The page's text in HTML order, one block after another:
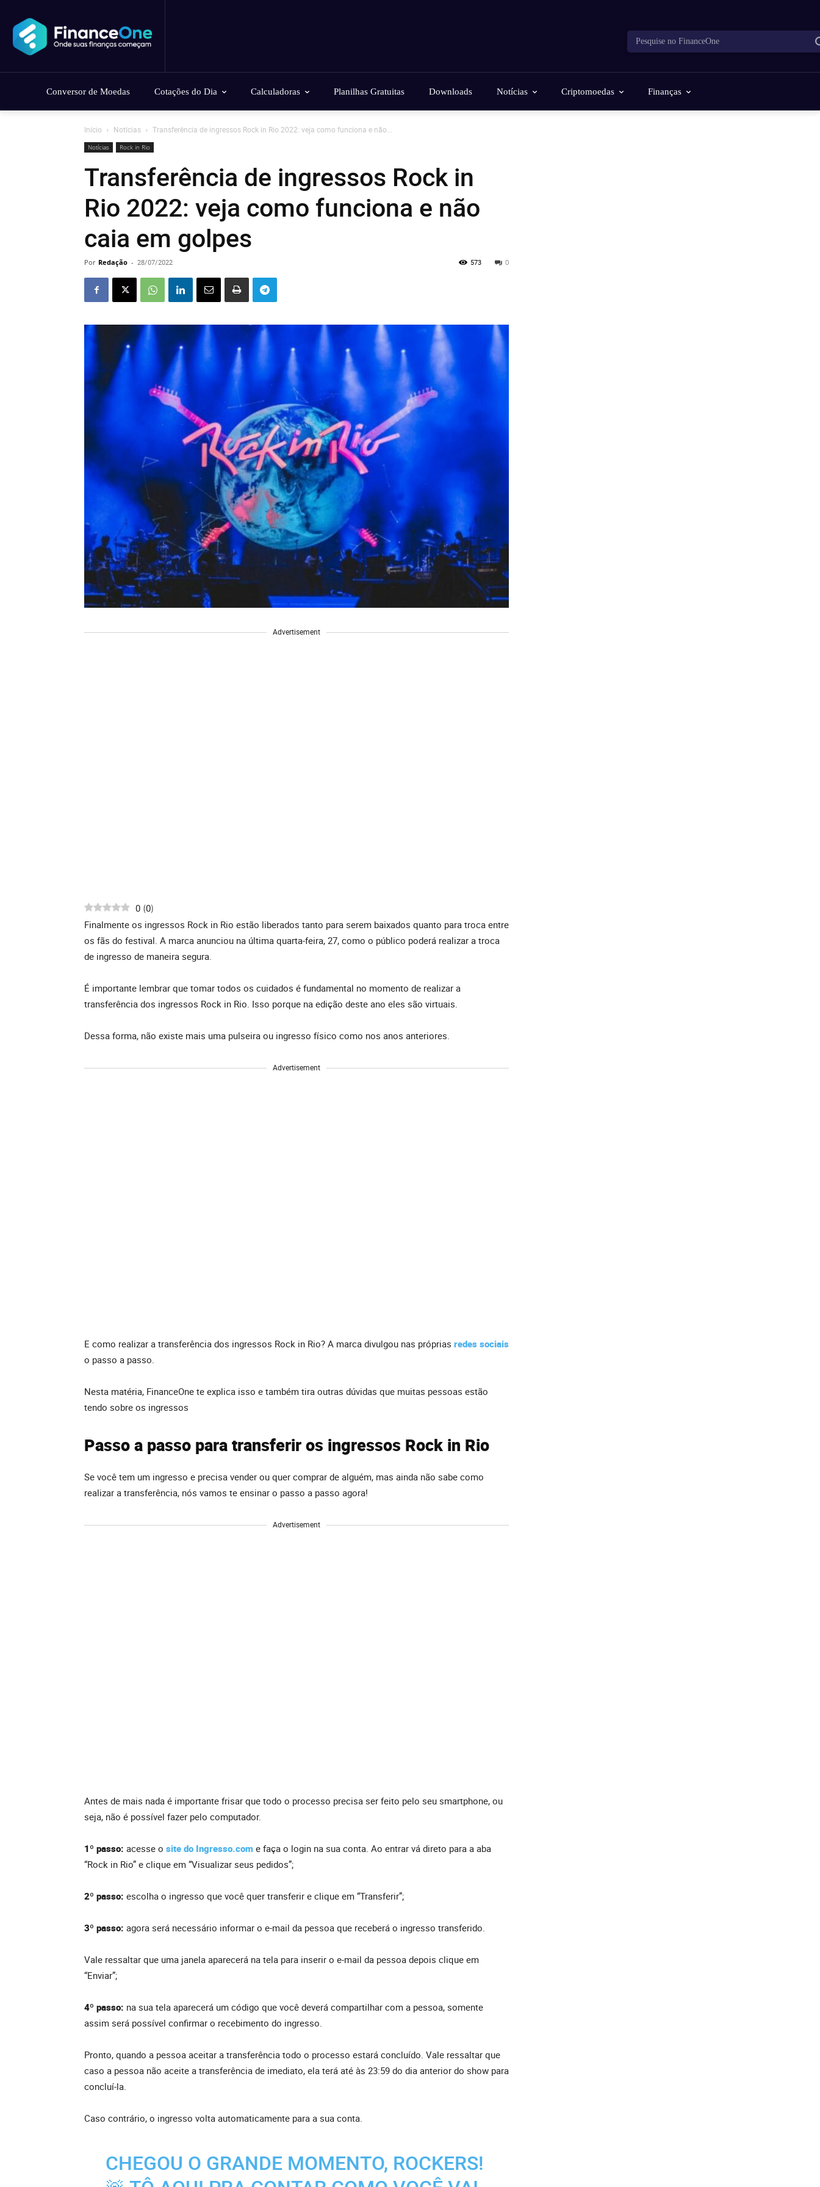
Pesquise no FinanceOne
Conversor de Moedas Cotações do Dia Calculadoras Planilhas Gratuitas Downloads Notícias Criptomoedas Finanças
Início Notícias Transferência de ingressos Rock in Rio 2022: veja como funciona e não...
Notícias Rock in Rio
Transferência de ingressos Rock in
Rio 2022: veja como funciona e não
caia em golpes
Por Redação - 28/07/2022 0
573
Advertisement
0 (0)
Finalmente os ingressos Rock in Rio estão liberados tanto para serem baixados quanto para troca entre
os fãs do festival. A marca anunciou na última quarta-feira, 27, como o público poderá realizar a troca
de ingresso de maneira segura.
É importante lembrar que tomar todos os cuidados é fundamental no momento de realizar a
transferência dos ingressos Rock in Rio. Isso porque na edição deste ano eles são virtuais.
Dessa forma, não existe mais uma pulseira ou ingresso físico como nos anos anteriores.
Advertisement
E como realizar a transferência dos ingressos Rock in Rio? A marca divulgou nas próprias redes sociais
o passo a passo.
Nesta matéria, FinanceOne te explica isso e também tira outras dúvidas que muitas pessoas estão
tendo sobre os ingressos
Passo a passo para transferir os ingressos Rock in Rio
Se você tem um ingresso e precisa vender ou quer comprar de alguém, mas ainda não sabe como
realizar a transferência, nós vamos te ensinar o passo a passo agora!
Advertisement
Antes de mais nada é importante frisar que todo o processo precisa ser feito pelo seu smartphone, ou
seja, não é possível fazer pelo computador.
1º passo: acesse o site do Ingresso.com e faça o login na sua conta. Ao entrar vá direto para a aba
“Rock in Rio” e clique em “Visualizar seus pedidos”;
2º passo: escolha o ingresso que você quer transferir e clique em “Transferir”;
3º passo: agora será necessário informar o e-mail da pessoa que receberá o ingresso transferido.
Vale ressaltar que uma janela aparecerá na tela para inserir o e-mail da pessoa depois clique em
“Enviar”;
4º passo: na sua tela aparecerá um código que você deverá compartilhar com a pessoa, somente
assim será possível confirmar o recebimento do ingresso.
Pronto, quando a pessoa aceitar a transferência todo o processo estará concluído. Vale ressaltar que
caso a pessoa não aceite a transferência de imediato, ela terá até às 23:59 do dia anterior do show para
concluí-la.
Caso contrário, o ingresso volta automaticamente para a sua conta.
CHEGOU O GRANDE MOMENTO, ROCKERS!